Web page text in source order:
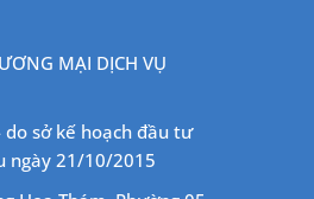
MẠI DỊCH VỤ
do sở kế hoạch đầu tư
ngày 21/10/2015